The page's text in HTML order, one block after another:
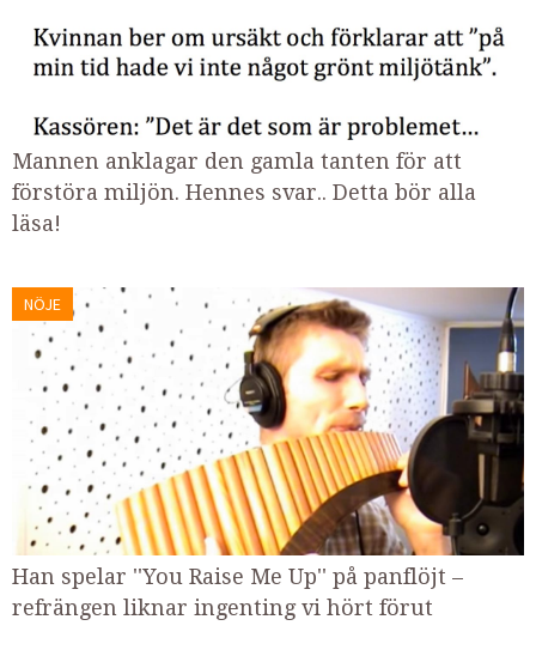
Mannen anklagar den gamla tanten för att
förstöra miljön. Hennes svar.. Detta bör alla
läsa!
NÖJE
Han spelar ''You Raise Me Up'' på panflöjt –
refrängen liknar ingenting vi hört förut